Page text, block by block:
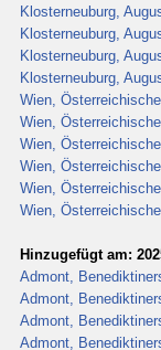
Klosterneuburg,
Klosterneuburg,
Klosterneuburg,
Klosterneuburg,
Wien,
Wien,
Wien,
Wien,
Wien,
Wien,
Hinzugefügt am:
Admont,
Admont,
Admont,
Admont,